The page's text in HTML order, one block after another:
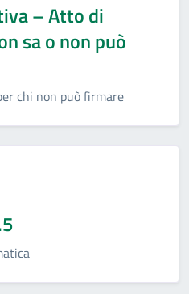
– Atto di
sa o non può
chi non può firmare